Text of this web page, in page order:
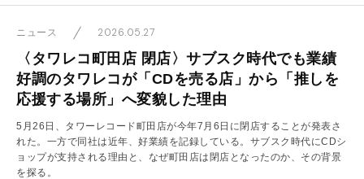
ニュース 2026.05.27
〈タワレコ町田店 閉店〉サブスク時代でも業績
好調のタワレコが「CDを売る店」から「推しを
応援する場所」へ変貌した理由
5月26日、タワーレコード町田店が今年7月6日に閉店することが発表さ
れた。一方で同社は近年、好業績を記録している。サブスク時代にCDシ
ョップが支持される理由と、なぜ町田店は閉店となったのか、その背景
を探る。